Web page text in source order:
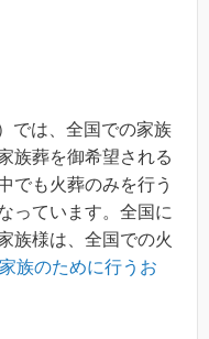
では、全国での家族
族葬を御希望される
でも火葬のみを行う
っています。全国に
族様は、全国での火
族のために行うお